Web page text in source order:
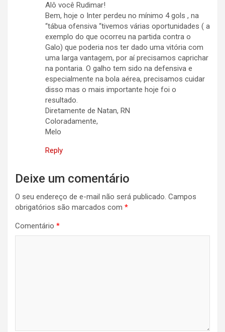
Alô você Rudimar!
Bem, hoje o Inter perdeu no mínimo 4 gols , na
“tábua ofensiva “tivemos várias oportunidades ( a
exemplo do que ocorreu na partida contra o
Galo) que poderia nos ter dado uma vitória com
uma larga vantagem, por aí precisamos caprichar
na pontaria. O galho tem sido na defensiva e
especialmente na bola aérea, precisamos cuidar
disso mas o mais importante hoje foi o
resultado.
Diretamente de Natan, RN
Coloradamente,
Melo
Reply
Deixe um comentário
O seu endereço de e-mail não será publicado. Campos
obrigatórios são marcados com *
Comentário *